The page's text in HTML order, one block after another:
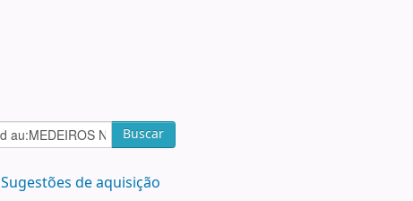
Buscar
Sugestões de aquisição